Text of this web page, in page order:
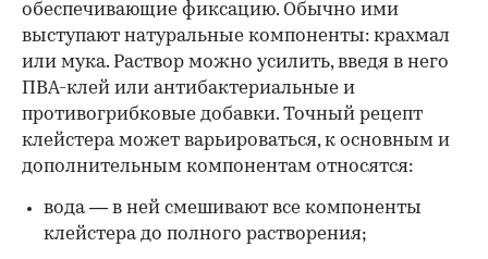
обеспечивающие фиксацию. Обычно ими
выступают натуральные компоненты: крахмал
или мука. Раствор можно усилить, введя в него
ПВА-клей или антибактериальные и
противогрибковые добавки. Точный рецепт
клейстера может варьироваться, к основным и
дополнительным компонентам относятся:
вода — в ней смешивают все компоненты
клейстера до полного растворения;